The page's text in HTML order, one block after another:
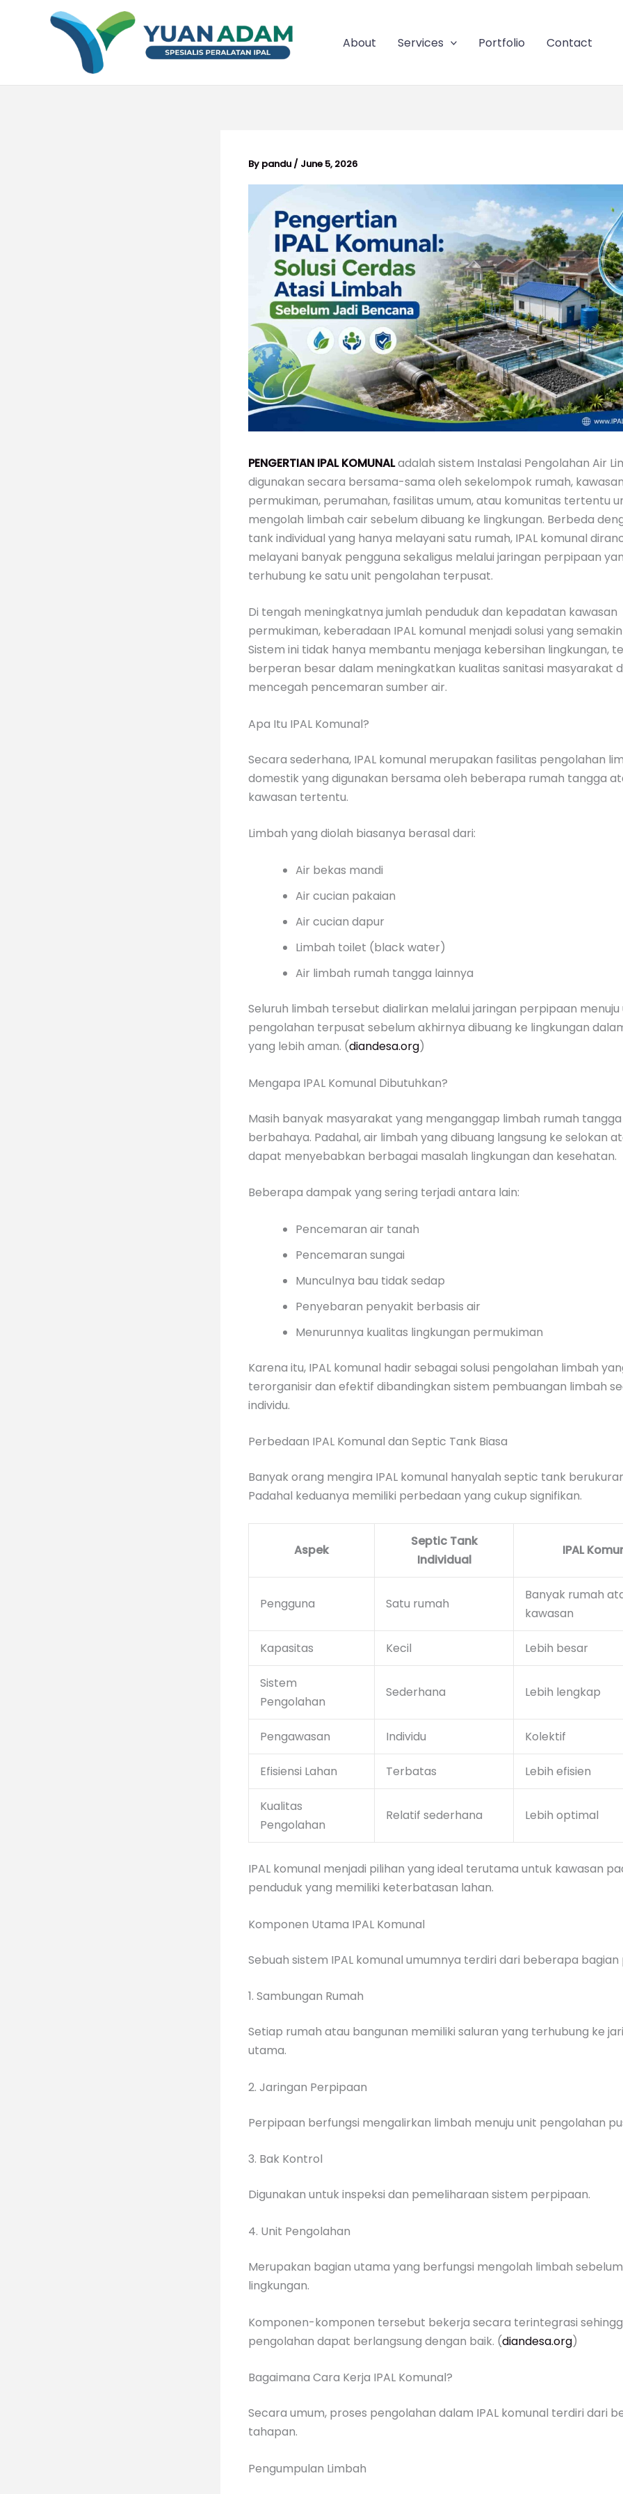
About Services Portfolio Contact
By pandu / June 5, 2026
PENGERTIAN IPAL KOMUNALadalah sistem Instalasi Pengolahan Air
digunakan secara bersama-sama oleh sekelompok rumah, kawasan
permukiman, perumahan, fasilitas umum, atau komunitas tertentu
mengolah limbah cair sebelum dibuang ke lingkungan. Berbeda
tank individual yang hanya melayani satu rumah, IPAL komunal
melayani banyak pengguna sekaligus melalui jaringan perpipaan
terhubung ke satu unit pengolahan terpusat.
Di tengah meningkatnya jumlah penduduk dan kepadatan kawasan
permukiman, keberadaan IPAL komunal menjadi solusi yang
Sistem ini tidak hanya membantu menjaga kebersihan lingkungan,
berperan besar dalam meningkatkan kualitas sanitasi masyarakat
mencegah pencemaran sumber air.
Apa Itu IPAL Komunal?
Secara sederhana, IPAL komunal merupakan fasilitas pengolahan
domestik yang digunakan bersama oleh beberapa rumah tangga
kawasan tertentu.
Limbah yang diolah biasanya berasal dari:
Air bekas mandi
Air cucian pakaian
Air cucian dapur
Limbah toilet (black water)
Air limbah rumah tangga lainnya
Seluruh limbah tersebut dialirkan melalui jaringan perpipaan menuju
pengolahan terpusat sebelum akhirnya dibuang ke lingkungan
yang lebih aman. (diandesa.org)
Mengapa IPAL Komunal Dibutuhkan?
Masih banyak masyarakat yang menganggap limbah rumah
berbahaya. Padahal, air limbah yang dibuang langsung ke selokan
dapat menyebabkan berbagai masalah lingkungan dan kesehatan.
Beberapa dampak yang sering terjadi antara lain:
Pencemaran air tanah
Pencemaran sungai
Munculnya bau tidak sedap
Penyebaran penyakit berbasis air
Menurunnya kualitas lingkungan permukiman
Karena itu, IPAL komunal hadir sebagai solusi pengolahan limbah
terorganisir dan efektif dibandingkan sistem pembuangan limbah
individu.
Perbedaan IPAL Komunal dan Septic Tank Biasa
Banyak orang mengira IPAL komunal hanyalah septic tank
Padahal keduanya memiliki perbedaan yang cukup signifikan.
Aspek
Septic Tank
Individual
IPAL
Pengguna Satu rumah
Banyak rumah
kawasan
Kapasitas Kecil Lebih besar
Sistem
Pengolahan
Sederhana Lebih lengkap
Pengawasan Individu Kolektif
Efisiensi Lahan Terbatas Lebih efisien
Kualitas
Pengolahan
Relatif sederhana Lebih optimal
IPAL komunal menjadi pilihan yang ideal terutama untuk kawasan
penduduk yang memiliki keterbatasan lahan.
Komponen Utama IPAL Komunal
Sebuah sistem IPAL komunal umumnya terdiri dari beberapa bagian
1. Sambungan Rumah
Setiap rumah atau bangunan memiliki saluran yang terhubung ke
utama.
2. Jaringan Perpipaan
Perpipaan berfungsi mengalirkan limbah menuju unit pengolahan
3. Bak Kontrol
Digunakan untuk inspeksi dan pemeliharaan sistem perpipaan.
4. Unit Pengolahan
Merupakan bagian utama yang berfungsi mengolah limbah
lingkungan.
Komponen-komponen tersebut bekerja secara terintegrasi
pengolahan dapat berlangsung dengan baik. (diandesa.org)
Bagaimana Cara Kerja IPAL Komunal?
Secara umum, proses pengolahan dalam IPAL komunal terdiri dari
tahapan.
Pengumpulan Limbah